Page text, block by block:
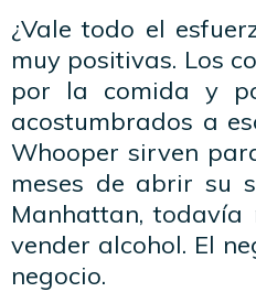
¿Vale todo el
muy positivas. Los
por la comida y
acostumbrados a
Whooper sirven
meses de abrir su
Manhattan,
vender alcohol. El
negocio.